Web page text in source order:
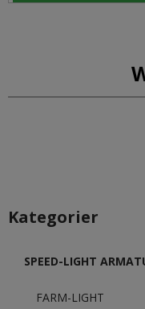
Kategorier
SPEED-LIGHT
FARM-LIGHT